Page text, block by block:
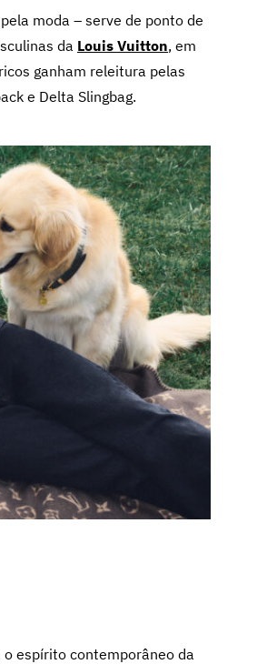
moda – serve de ponto de
da Louis Vuitton, em
ganham releitura pelas
e Delta Slingbag.
espírito contemporâneo da